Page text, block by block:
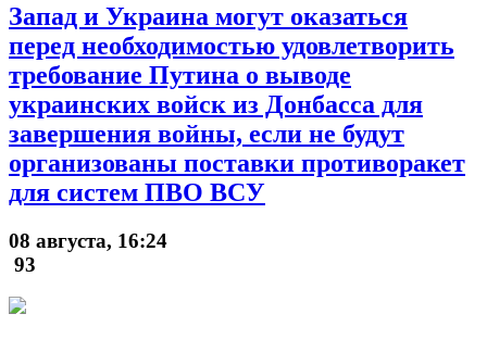
Запад и Украина могут оказаться
перед необходимостью удовлетворить
требование Путина о выводе
украинских войск из Донбасса для
завершения войны, если не будут
организованы поставки противоракет
для систем ПВО ВСУ
08 августа, 16:24
93